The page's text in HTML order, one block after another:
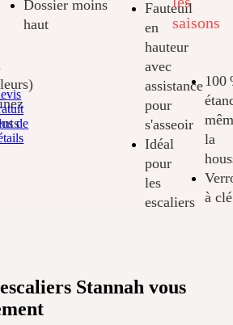
Dossiermoins
haut
de
Fauteuil
en
hauteur
avec
assistance
pour
s'asseoir
Idéal
pour
les
escaliers
Plus de
détails
saisons
100
la
à clé
Stannah vous